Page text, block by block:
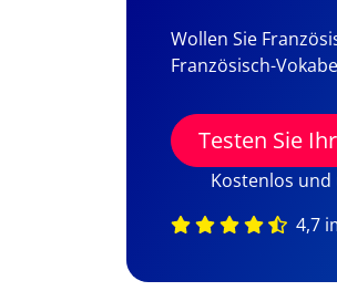
Wollen Sie
Französisch-
Testen Sie
Kostenlos
4,7